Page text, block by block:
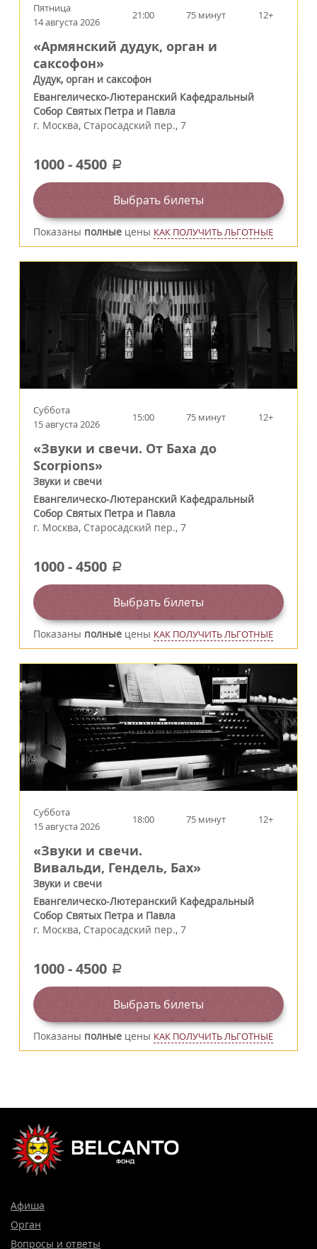
Пятница
14 августа 2026
21:00 75 минут 12+
«Армянский дудук, орган и
саксофон»
Дудук, орган и саксофон
Евангелическо-Лютеранский Кафедральный
Собор Святых Петра и Павла
г. Москва, Старосадский пер., 7
1000-4500 a
Выбрать билеты
Показаны полные цены КАК ПОЛУЧИТЬ ЛЬГОТНЫЕ
Суббота
15 августа 2026
15:00 75 минут 12+
«Звуки и свечи. От Баха до
Scorpions»
Звуки и свечи
Евангелическо-Лютеранский Кафедральный
Собор Святых Петра и Павла
г. Москва, Старосадский пер., 7
1000-4500 a
Выбрать билеты
Показаны полные цены КАК ПОЛУЧИТЬ ЛЬГОТНЫЕ
Суббота
15 августа 2026
18:00 75 минут 12+
«Звуки и свечи.
Вивальди, Гендель, Бах»
Звуки и свечи
Евангелическо-Лютеранский Кафедральный
Собор Святых Петра и Павла
г. Москва, Старосадский пер., 7
1000-4500 a
Выбрать билеты
Показаны полные цены КАК ПОЛУЧИТЬ ЛЬГОТНЫЕ
Афиша
Орган
Вопросы и ответы